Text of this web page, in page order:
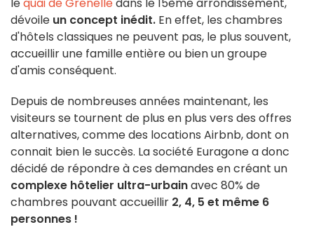
lequai de Grenelledans le 15ème arrondissement,
dévoile un concept inédit. En effet, les chambres
d'hôtels classiques ne peuvent pas, le plus souvent,
accueillir une famille entière ou bien un groupe
d'amis conséquent.
Depuis de nombreuses années maintenant, les
visiteurs se tournent de plus en plus vers des offres
alternatives, comme des locations Airbnb, dont on
connait bien le succès. La société Euragone a donc
décidé de répondre à ces demandes en créant un
complexe hôtelier ultra-urbainavec 80% de
chambres pouvant accueillir 2, 4, 5 et même 6
personnes !